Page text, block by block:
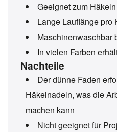
Geeignet zum
Lange Lauflänge pro
Maschinenwaschbar
In vielen Farben
Nachteile
Der dünne Faden
Häkelnadeln, was die
machen kann
Nicht geeignet für